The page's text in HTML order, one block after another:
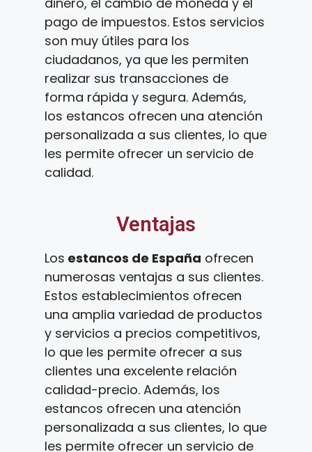
pago de impuestos. Estos servicios
son muy útiles para los
ciudadanos, ya que les permiten
realizar sus transacciones de
forma rápida y segura. Además,
los estancos ofrecen una atención
personalizada a sus clientes, lo que
les permite ofrecer un servicio de
calidad.
Ventajas
Los estancos de España ofrecen
numerosas ventajas a sus clientes.
Estos establecimientos ofrecen
una amplia variedad de productos
y servicios a precios competitivos,
lo que les permite ofrecer a sus
clientes una excelente relación
calidad-precio. Además, los
estancos ofrecen una atención
personalizada a sus clientes, lo que
les permite ofrecer un servicio de